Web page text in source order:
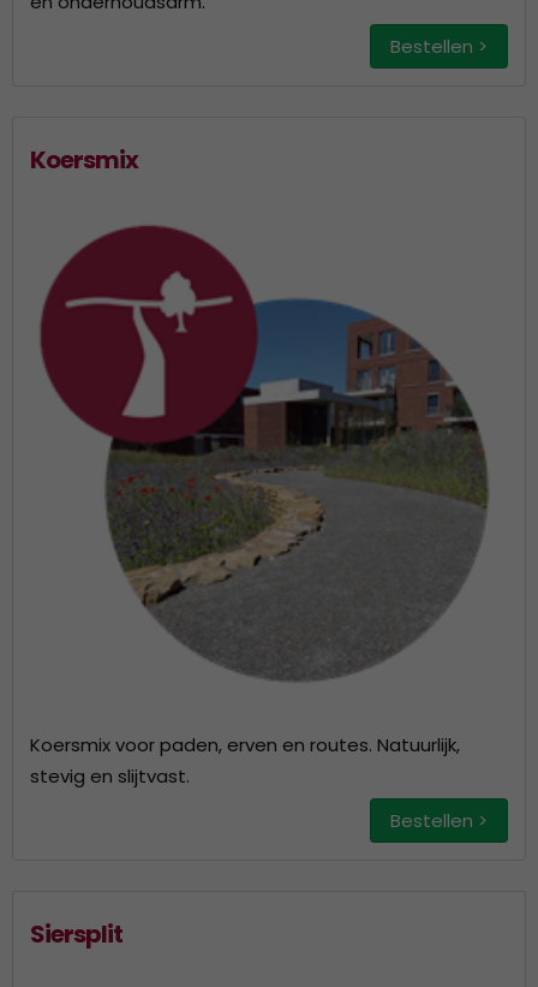
Bestellen >
Koersmix
Koersmix voor paden, erven en routes. Natuurlijk,
stevig en slijtvast.
Bestellen >
Siersplit